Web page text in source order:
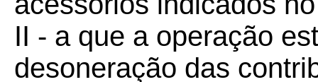
II - a que a operação
desoneração das